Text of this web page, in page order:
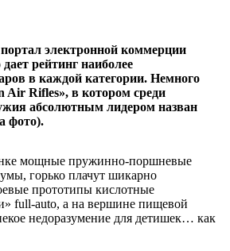
электронной коммерции
рейтинг наиболее
в каждой категории. Немного
Air Rifles», в котором среди
абсолютным лидером назван
фото).
мощные пружинно-поршневые
горько плачут шикарно
прототипы кислотные
full-auto, а на вершине пищевой
недоразумение для детишек… как